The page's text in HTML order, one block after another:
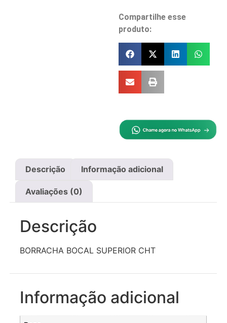
Compartilhe esse
produto:
Descrição Informação adicional
Avaliações (0)
Descrição
BORRACHA BOCAL SUPERIOR CHT
Informação adicional